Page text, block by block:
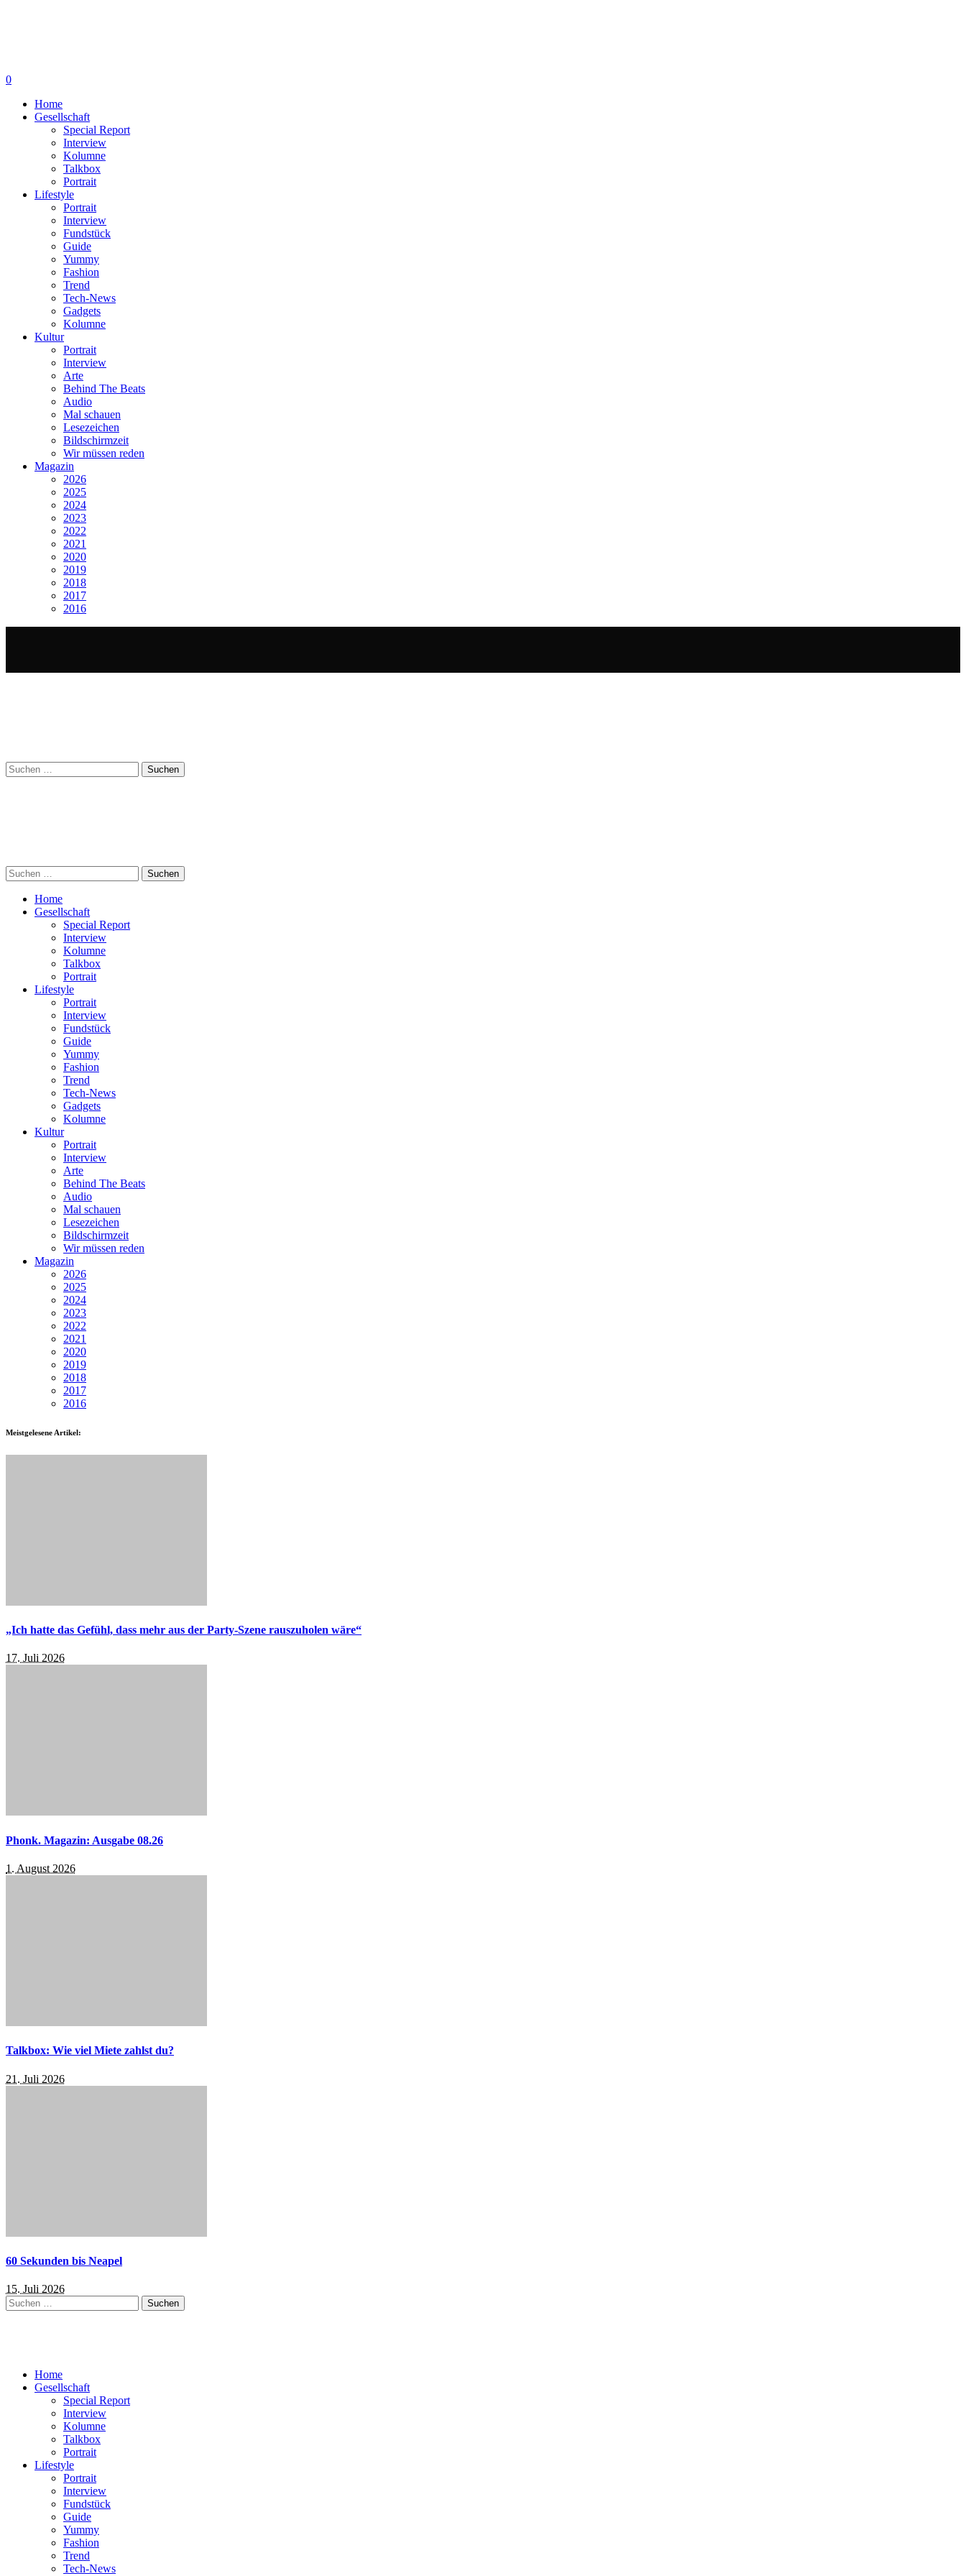
0
Home
Gesellschaft
Special Report
Interview
Kolumne
Talkbox
Portrait
Lifestyle
Portrait
Interview
Fundstück
Guide
Yummy
Fashion
Trend
Tech-News
Gadgets
Kolumne
Kultur
Portrait
Interview
Arte
Behind The Beats
Audio
Mal schauen
Lesezeichen
Bildschirmzeit
Wir müssen reden
Magazin
2026
2025
2024
2023
2022
2021
2020
2019
2018
2017
2016
Suchen
nach:
Suchen
nach:
Home
Gesellschaft
Special Report
Interview
Kolumne
Talkbox
Portrait
Lifestyle
Portrait
Interview
Fundstück
Guide
Yummy
Fashion
Trend
Tech-News
Gadgets
Kolumne
Kultur
Portrait
Interview
Arte
Behind The Beats
Audio
Mal schauen
Lesezeichen
Bildschirmzeit
Wir müssen reden
Magazin
2026
2025
2024
2023
2022
2021
2020
2019
2018
2017
2016
Meistgelesene Artikel:
„Ich hatte das Gefühl, dass mehr aus der Party-Szene rauszuholen wäre“
17. Juli 2026
Phonk. Magazin: Ausgabe 08.26
1. August 2026
Talkbox: Wie viel Miete zahlst du?
21. Juli 2026
60 Sekunden bis Neapel
15. Juli 2026
Suchen
nach:
Home
Gesellschaft
Special Report
Interview
Kolumne
Talkbox
Portrait
Lifestyle
Portrait
Interview
Fundstück
Guide
Yummy
Fashion
Trend
Tech-News